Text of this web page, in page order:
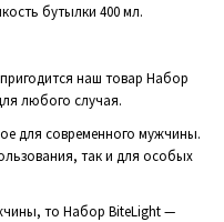
бутылки 400 мл.
наш товар Набор
любого случая.
для современного мужчины.
так и для особых
то Набор BiteLight —